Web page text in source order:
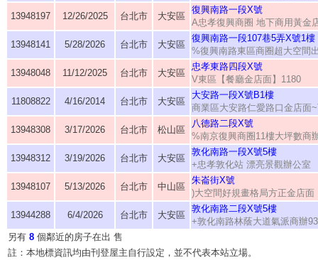
13948197 12/26/2025 台北市 大安區
復興南路一段X號
A忠孝復興商圈 地下商用黃金
13948141 5/28/2026 台北市 大安區
復興南路一段107巷5弄X號1樓
%復興南路東區商圈超大空間
13948048 11/12/2025 台北市 大安區
忠孝東路四段X號
V東區【餐廳金店面】1180
11808822 4/16/2014 台北市 大安區
大安路一段X號B1樓
商業區大安路仁愛路口金店面
13948308 3/17/2026 台北市 松山區
八德路二段X號
%南京復興商圈11樓大坪數商
13948312 3/19/2026 台北市 大安區
敦化南路一段X號5樓
+忠孝敦化站 漂亮景觀辦公室
13948107 5/13/2026 台北市 中山區
朱崙街X號
)大空間好規畫格局方正金店面
13944288 6/4/2026 台北市 大安區
敦化南路二段X號5樓
+敦化南路林蔭大道氣派商辦93
另有 8 個鄰近的房子在出 售
註：本地標資訊均由刊登屋主自行設定，並不代表本站立場。